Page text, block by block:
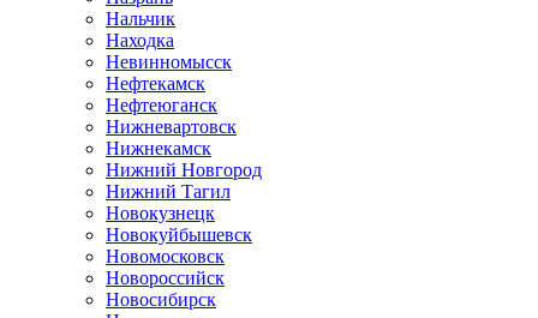
Нальчик
Находка
Невинномысск
Нефтекамск
Нефтеюганск
Нижневартовск
Нижнекамск
Нижний Новгород
Нижний Тагил
Новокузнецк
Новокуйбышевск
Новомосковск
Новороссийск
Новосибирск